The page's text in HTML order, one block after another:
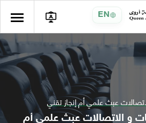
EN
عبث علمي أم إنجاز تقني
و الاتصالات عبث علمي أم